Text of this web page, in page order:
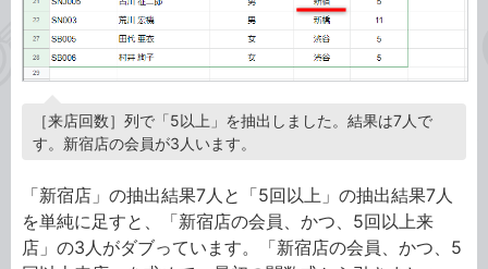
［来店回数］列で「5以上」を抽出しました。結果は7人で
す。新宿店の会員が3人います。
「新宿店」の抽出結果7人と「5回以上」の抽出結果7人
を単純に足すと、「新宿店の会員、かつ、5回以上来
店」の3人がダブっています。「新宿店の会員、かつ、5